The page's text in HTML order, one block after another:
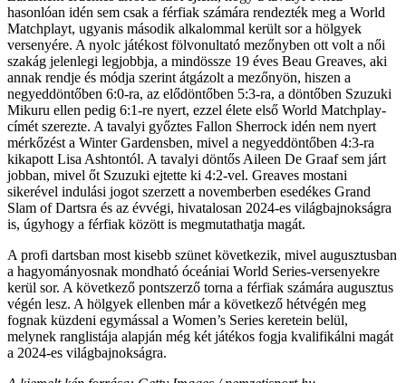
hasonlóan idén sem csak a férfiak számára rendezték meg a World
Matchplayt, ugyanis második alkalommal került sor a hölgyek
versenyére. A nyolc játékost fölvonultató mezőnyben ott volt a női
szakág jelenlegi legjobbja, a mindössze 19 éves Beau Greaves, aki
annak rendje és módja szerint átgázolt a mezőnyön, hiszen a
negyeddöntőben 6:0-ra, az elődöntőben 5:3-ra, a döntőben Szuzuki
Mikuru ellen pedig 6:1-re nyert, ezzel élete első World Matchplay-
címét szerezte. A tavalyi győztes Fallon Sherrock idén nem nyert
mérkőzést a Winter Gardensben, mivel a negyeddöntőben 4:3-ra
kikapott Lisa Ashtontól. A tavalyi döntős Aileen De Graaf sem járt
jobban, mivel őt Szuzuki ejtette ki 4:2-vel. Greaves mostani
sikerével indulási jogot szerzett a novemberben esedékes Grand
Slam of Dartsra és az évvégi, hivatalosan 2024-es világbajnokságra
is, úgyhogy a férfiak között is megmutathatja magát.
A profi dartsban most kisebb szünet következik, mivel augusztusban
a hagyományosnak mondható óceániai World Series-versenyekre
kerül sor. A következő pontszerző torna a férfiak számára augusztus
végén lesz. A hölgyek ellenben már a következő hétvégén meg
fognak küzdeni egymással a Women’s Series keretein belül,
melynek ranglistája alapján még két játékos fogja kvalifikálni magát
a 2024-es világbajnokságra.